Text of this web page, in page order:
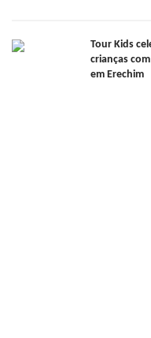
Tour Kids
crianças
em Erechim